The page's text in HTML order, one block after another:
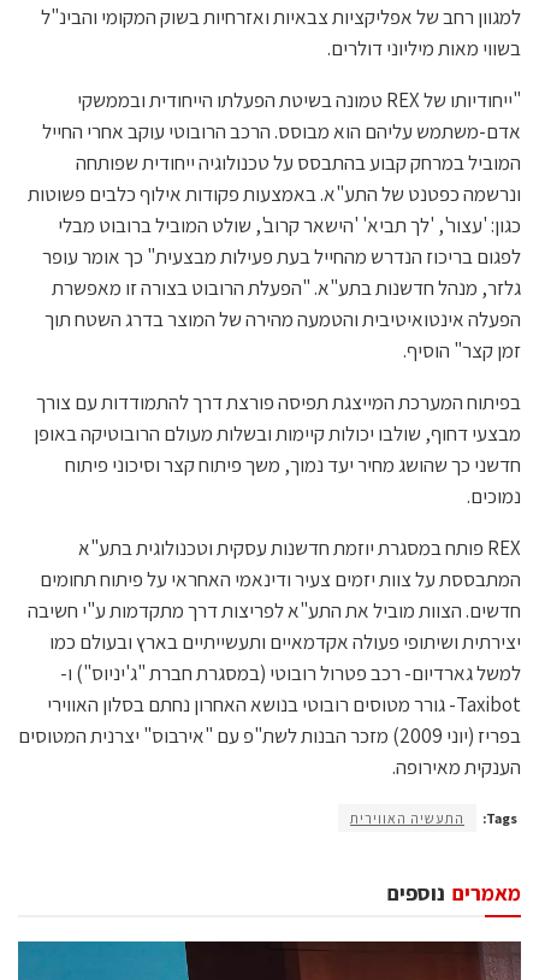
למגוון רחב של אפליקציות צבאיות ואזרחיות בשוק המקומי והבינ"ל
בשווי מאות מיליוני דולרים.
"ייחודיותו של REX טמונה בשיטת הפעלתו הייחודית ובממשקי
אדם-משתמש עליהם הוא מבוסס. הרכב הרובוטי עוקב אחרי החייל
המוביל במרחק קבוע בהתבסס על טכנולוגיה ייחודית שפותחה
ונרשמה כפטנט של התע"א. באמצעות פקודות אילוף כלבים פשוטות
כגון: 'עצור', 'לך תביא' 'הישאר קרוב', שולט המוביל ברובוט מבלי
לפגום בריכוז הנדרש מהחייל בעת פעילות מבצעית" כך אומר עופר
גלזר, מנהל חדשנות בתע"א. "הפעלת הרובוט בצורה זו מאפשרת
הפעלה אינטואיטיבית והטמעה מהירה של המוצר בדרג השטח תוך
זמן קצר" הוסיף.
בפיתוח המערכת המייצגת תפיסה פורצת דרך להתמודדות עם צורך
מבצעי דחוף, שולבו יכולות קיימות ובשלות מעולם הרובוטיקה באופן
חדשני כך שהושג מחיר יעד נמוך, משך פיתוח קצר וסיכוני פיתוח
נמוכים.
REX פותח במסגרת יוזמת חדשנות עסקית וטכנולוגית בתע"א
המתבססת על צוות יזמים צעיר ודינאמי האחראי על פיתוח תחומים
חדשים. הצוות מוביל את התע"א לפריצות דרך מתקדמות ע"י חשיבה
יצירתית ושיתופי פעולה אקדמאיים ותעשייתיים בארץ ובעולם כמו
למשל גארדיום- רכב פטרול רובוטי (במסגרת חברת "ג'יניוס") ו-
Taxibot- גורר מטוסים רובוטי בנושא האחרון נחתם בסלון האווירי
בפריז (יוני 2009) מזכר הבנות לשת"פ עם "אירבוס" יצרנית המטוסים
הענקית מאירופה.
Tags: התעשיה האווירית
נוספים מאמרים